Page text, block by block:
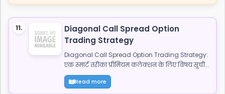
11.
Diagonal Call Spread Option
Trading Strategy
Diagonal Call Spread Option Trading Strategy:
एक स्मार्ट तरीका प्रीमियम कलेक्शन के लिए विषय सूची...
Read more